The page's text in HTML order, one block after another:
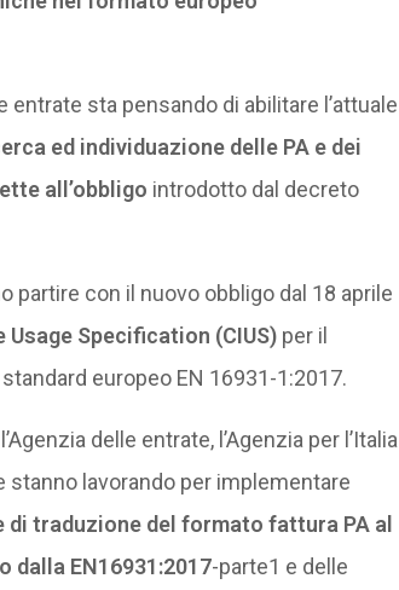
entrate sta pensando di abilitare l’attuale
ed individuazione delle PA e dei
all’obbligo introdotto dal decreto
partire con il nuovo obbligo dal 18 aprile
Usage Specification (CIUS)per il
europeo EN 16931-1:2017.
delle entrate, l’Agenzia per l’Italia
stanno lavorando per implementare
traduzione del formato fattura PA al
EN16931:2017-parte1 e delle